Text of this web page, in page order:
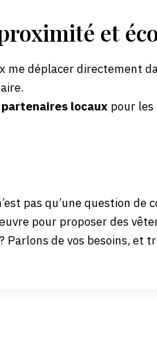
et
me déplacer directement
partenaires locaux pour
pas qu’une question
pour proposer des
Parlons de vos besoins, et